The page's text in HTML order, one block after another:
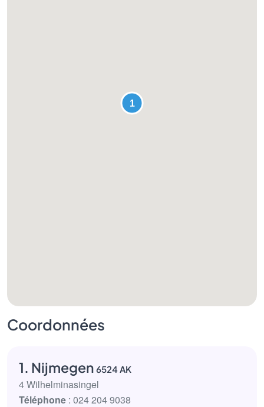
Coordonnées
1. Nijmegen 6524 AK
4 Wilhelminasingel
Téléphone : 024 204 9038